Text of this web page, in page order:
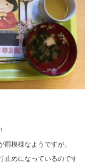
模様なようですが。
止めになっているのです